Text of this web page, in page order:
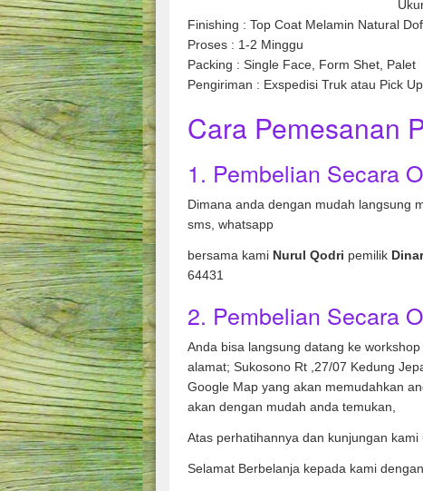
Ukuran : P.120 x
Finishing : Top Coat Melamin Natural
Proses : 1-2 Minggu
Packing : Single Face, Form Shet, Palet
Pengiriman : Exspedisi Truk atau Pick Up
Cara Pemesanan
1. Pembelian Secara
Dimana anda dengan mudah langsung
sms, whatsapp
bersama kami Nurul Qodri pemilik
64431
2. Pembelian Secara
Anda bisa langsung datang ke
alamat; Sukosono Rt ,27/07 Kedung
Google Map yang akan memudahkan
akan dengan mudah anda temukan,
Atas perhatihannya dan kunjungan
Selamat Berbelanja kepada kami